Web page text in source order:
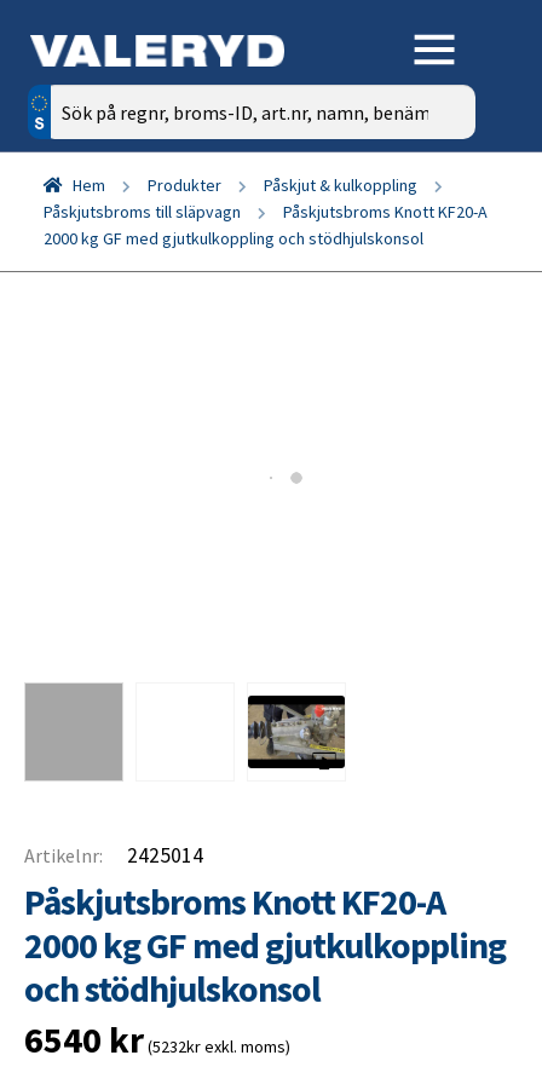
Sök
efter:
Hem Produkter
Påskjut & kulkoppling
Påskjutsbroms till släpvagn
Påskjutsbroms Knott KF20-A
2000 kg GF med gjutkulkoppling och stödhjulskonsol
Artikelnr: 2425014
Påskjutsbroms Knott KF20-A
2000 kg GF med gjutkulkoppling
och stödhjulskonsol
6540 kr(5232kr exkl. moms)